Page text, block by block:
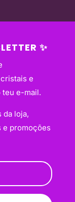
✨
e
e-mail.
da loja,
e promoções